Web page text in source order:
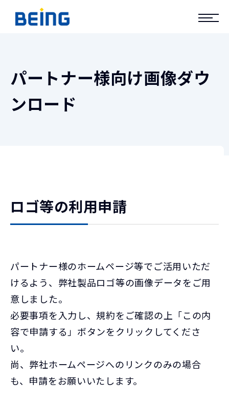
パートナー様向け画像ダウ
ンロード
ロゴ等の利用申請
パートナー様のホームページ等でご活用いただ
けるよう、弊社製品ロゴ等の画像データをご用
意しました。
必要事項を入力し、規約をご確認の上「この内
容で申請する」ボタンをクリックしてくださ
い。
尚、弊社ホームページへのリンクのみの場合
も、申請をお願いいたします。